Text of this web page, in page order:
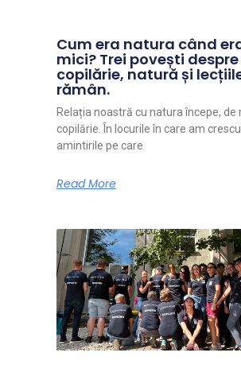
Cum era natura când
mici? Trei povești despre
copilărie, natură și
rămân.
Relația noastră cu natura începe, de
copilărie. În locurile în care am
amintirile pe care
Read More